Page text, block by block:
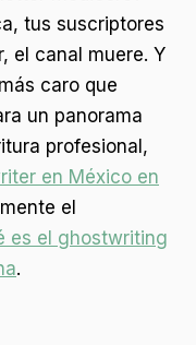
tus suscriptores
el canal muere. Y
caro que
un panorama
profesional,
en México en
el
es el ghostwriting
.